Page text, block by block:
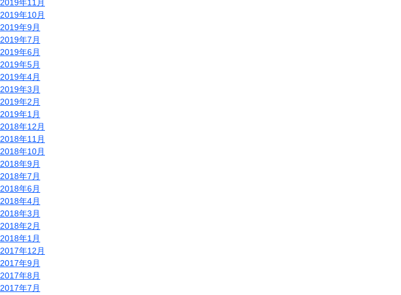
2019年11月
2019年10月
2019年9月
2019年7月
2019年6月
2019年5月
2019年4月
2019年3月
2019年2月
2019年1月
2018年12月
2018年11月
2018年10月
2018年9月
2018年7月
2018年6月
2018年4月
2018年3月
2018年2月
2018年1月
2017年12月
2017年9月
2017年8月
2017年7月